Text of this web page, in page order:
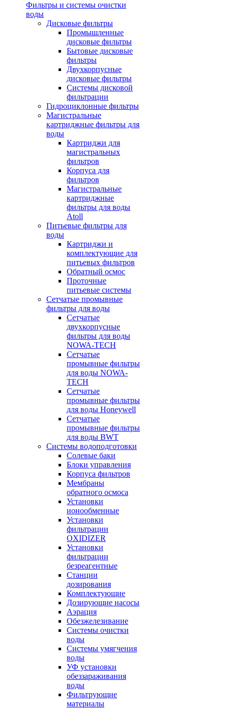
Фильтры и системы очистки
воды
Дисковые фильтры
Промышленные
дисковые фильтры
Бытовые дисковые
фильтры
Двухкорпусные
дисковые фильтры
Системы дисковой
фильтрации
Гидроциклонные фильтры
Магистральные
картриджные фильтры для
воды
Картриджи для
магистральных
фильтров
Корпуса для
фильтров
Магистральные
картриджные
фильтры для воды
Atoll
Питьевые фильтры для
воды
Картриджи и
комплектующие для
питьевых фильтров
Обратный осмос
Проточные
питьевые системы
Сетчатые промывные
фильтры для воды
Сетчатые
двухкорпусные
фильтры для воды
NOWA-TECH
Сетчатые
промывные фильтры
для воды NOWA-
TECH
Сетчатые
промывные фильтры
для воды Honeywell
Сетчатые
промывные фильтры
для воды BWT
Системы водоподготовки
Солевые баки
Блоки управления
Корпуса фильтров
Мембраны
обратного осмоса
Установки
ионообменные
Установки
фильтрации
OXIDIZER
Установки
фильтрации
безреагентные
Станции
дозирования
Комплектующие
Дозирующие насосы
Аэрация
Обезжелезивание
Системы очистки
воды
Системы умягчения
воды
УФ установки
обеззараживания
воды
Фильтрующие
материалы